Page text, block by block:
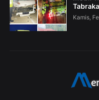
Kamis,